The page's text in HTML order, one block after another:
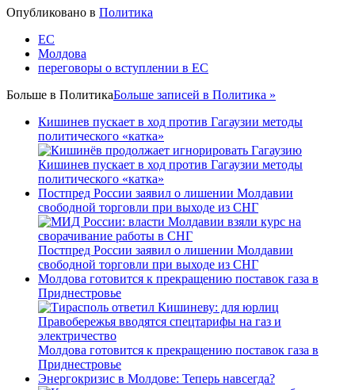
Опубликовано в Политика
ЕС
Молдова
переговоры о вступлении в ЕС
Больше в ПолитикаБольше записей в Политика »
Кишинев пускает в ход против Гагаузии методы
политического «катка»
Кишинев пускает в ход против Гагаузии методы
политического «катка»
Постпред России заявил о лишении Молдавии
свободной торговли при выходе из СНГ
Постпред России заявил о лишении Молдавии
свободной торговли при выходе из СНГ
Молдова готовится к прекращению поставок газа в
Приднестровье
Молдова готовится к прекращению поставок газа в
Приднестровье
Энергокризис в Молдове: Теперь навсегда?